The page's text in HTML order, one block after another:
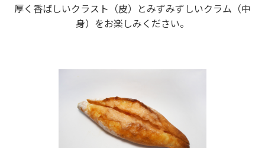
厚く香ばしいクラスト（皮）とみずみずしいクラム（中
身）をお楽しみください。